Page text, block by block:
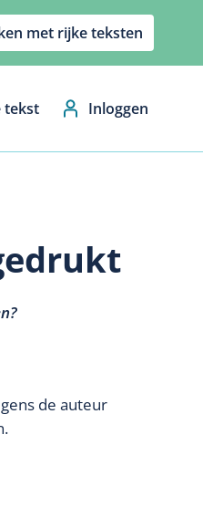
met rijke teksten
tekst Inloggen
de auteur